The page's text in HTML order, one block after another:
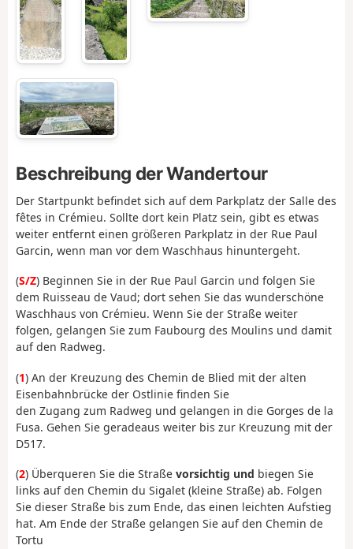
Beschreibung der Wandertour
Der Startpunkt befindet sich auf dem Parkplatz der Salle des
fêtes in Crémieu. Sollte dort kein Platz sein, gibt es etwas
weiter entfernt einen größeren Parkplatz in der Rue Paul
Garcin, wenn man vor dem Waschhaus hinuntergeht.
(S/Z) Beginnen Sie in der Rue Paul Garcin und folgen Sie
dem Ruisseau de Vaud; dort sehen Sie das wunderschöne
Waschhaus von Crémieu. Wenn Sie der Straße weiter
folgen, gelangen Sie zum Faubourg des Moulins und damit
auf den Radweg.
(1) An der Kreuzung des Chemin de Blied mit der alten
Eisenbahnbrücke der Ostlinie finden Sie
den Zugang zum Radweg und gelangen in die Gorges de la
Fusa. Gehen Sie geradeaus weiter bis zur Kreuzung mit der
D517.
(2) Überqueren Sie die Straße vorsichtig und biegen Sie
links auf den Chemin du Sigalet (kleine Straße) ab. Folgen
Sie dieser Straße bis zum Ende, das einen leichten Aufstieg
hat. Am Ende der Straße gelangen Sie auf den Chemin de
Tortu